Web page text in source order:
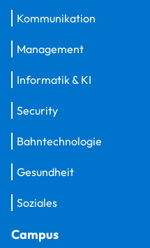
Kommunikation
Management
Informatik & KI
Security
Bahntechnologie
Gesundheit
Soziales
Campus